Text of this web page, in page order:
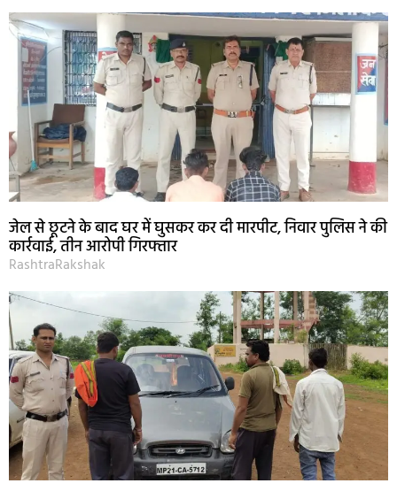
जेल से छूटने के बाद घर में घुसकर कर दी मारपीट, निवार पुलिस ने की
कार्रवाई, तीन आरोपी गिरफ्तार
RashtraRakshak